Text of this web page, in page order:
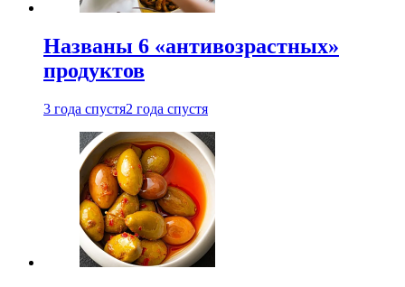
Названы 6 «антивозрастных»
продуктов
3 года спустя2 года спустя